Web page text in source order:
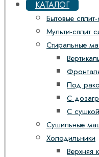
КАТАЛОГ
Бытовые
Мульти-сплит
Стиральные
Под
С
С сушкой
Сушильные
Холодильники
Верхняя